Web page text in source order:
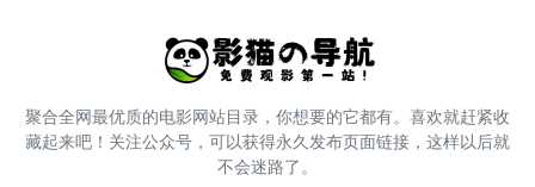
聚合全网最优质的电影网站目录，你想要的它都有。喜欢就赶紧收
藏起来吧！关注公众号，可以获得永久发布页面链接，这样以后就
不会迷路了。